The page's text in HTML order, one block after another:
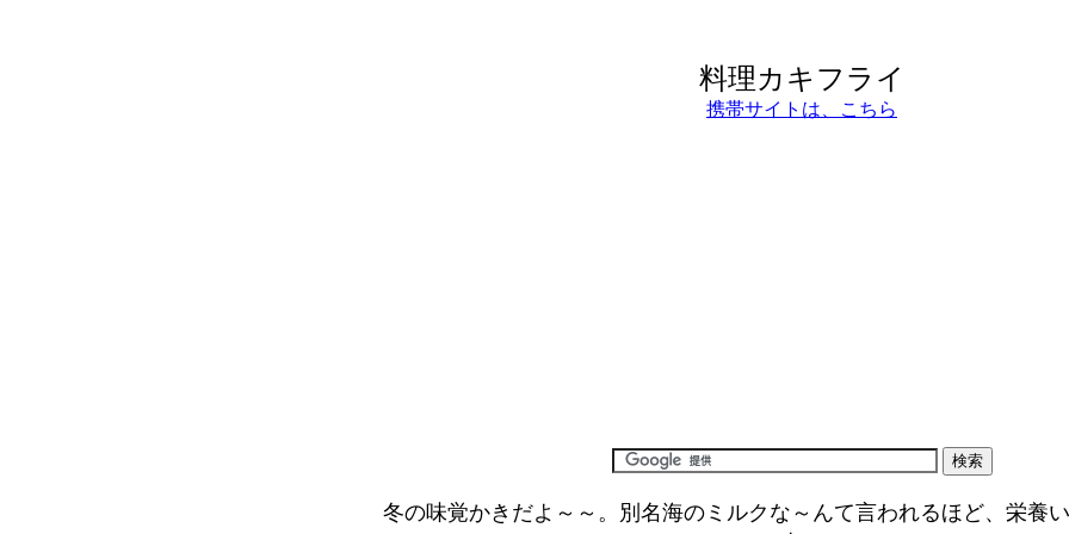
料理カキフライ
携帯サイトは、こちら
冬の味覚かきだよ～～。別名海のミルクな～んて言われるほど、栄養